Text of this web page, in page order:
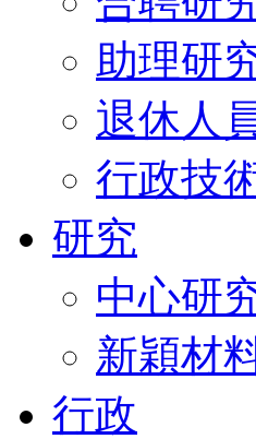
助理研
退休人
行政技
研究
中心研
新穎材
行政